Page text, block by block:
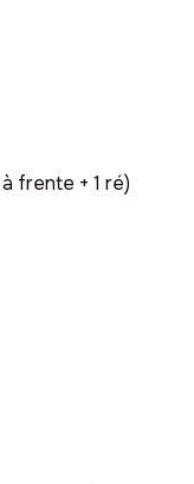
à frente + 1 ré)